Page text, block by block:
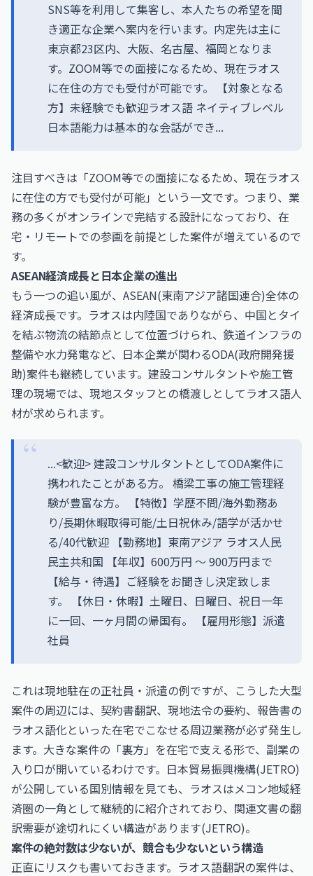
SNS等を利用して集客し、本人たちの希望を聞
き適正な企業へ案内を行います。内定先は主に
東京都23区内、大阪、名古屋、福岡となりま
す。ZOOM等での面接になるため、現在ラオス
に在住の方でも受付が可能です。 【対象となる
方】未経験でも歓迎ラオス語 ネイティブレベル
日本語能力は基本的な会話ができ...
注目すべきは「ZOOM等での面接になるため、現在ラオス
に在住の方でも受付が可能」という一文です。つまり、業
務の多くがオンラインで完結する設計になっており、在
宅・リモートでの参画を前提とした案件が増えているので
す。
ASEAN経済成長と日本企業の進出
もう一つの追い風が、ASEAN(東南アジア諸国連合)全体の
経済成長です。ラオスは内陸国でありながら、中国とタイ
を結ぶ物流の結節点として位置づけられ、鉄道インフラの
整備や水力発電など、日本企業が関わるODA(政府開発援
助)案件も継続しています。建設コンサルタントや施工管
理の現場では、現地スタッフとの橋渡しとしてラオス語人
材が求められます。
...<歓迎> 建設コンサルタントとしてODA案件に
携われたことがある方。 橋梁工事の施工管理経
験が豊富な方。 【特徴】学歴不問/海外勤務あ
り/長期休暇取得可能/土日祝休み/語学が活かせ
る/40代歓迎 【勤務地】東南アジア ラオス人民
民主共和国 【年収】600万円 〜 900万円まで
【給与・待遇】ご経験をお聞きし決定致しま
す。 【休日・休暇】土曜日、日曜日、祝日一年
に一回、一ヶ月間の帰国有。 【雇用形態】派遣
社員
これは現地駐在の正社員・派遣の例ですが、こうした大型
案件の周辺には、契約書翻訳、現地法令の要約、報告書の
ラオス語化といった在宅でこなせる周辺業務が必ず発生し
ます。大きな案件の「裏方」を在宅で支える形で、副業の
入り口が開いているわけです。日本貿易振興機構(JETRO)
が公開している国別情報を見ても、ラオスはメコン地域経
済圏の一角として継続的に紹介されており、関連文書の翻
訳需要が途切れにくい構造があります(JETRO)。
案件の絶対数は少ないが、競合も少ないという構造
正直にリスクも書いておきます。ラオス語翻訳の案件は、